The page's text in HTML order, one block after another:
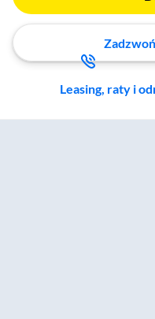
Leasing, raty i